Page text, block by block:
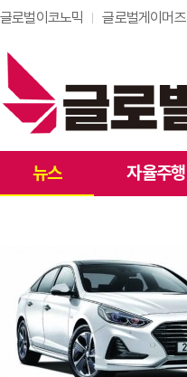
글로벌이코노믹 글로벌게이머즈
뉴스 자율주행